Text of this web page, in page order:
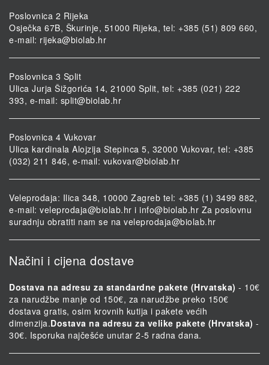
Poslovnica 2 Rijeka
Osječka 67B, Škurinje, 51000 Rijeka, tel: +385 (51) 809 660,
e-mail: rijeka@biolab.hr
Poslovnica 3 Split
Ulica Jurja Šižgorića 14, 21000 Split, tel: +385 (021) 222
393, e-mail: split@biolab.hr
Poslovnica 4 Vukovar
Ulica kardinala Alojzija Stepinca 5, 32000 Vukovar, tel: +385
(032) 211 846, e-mail: vukovar@biolab.hr
Veleprodaja: Ilica 348, 10000 Zagreb tel: +385 (1) 3499 882,
e-mail: veleprodaja@biolab.hr i info@biolab.hr Za poslovnu
suradnju obratiti nam se na veleprodaja@biolab.hr
Načini i cijena dostave
Dostava na adresu za standardne pakete (Hrvatska) - 10€
za narudžbe manje od 150€, za narudžbe preko 150€
dostava gratis, osim krovnih kutija i pakete većih
dimenzija.Dostava na adresu za velike pakete (Hrvatska) -
30€. Isporuka najčešće unutar 2-5 radna dana.